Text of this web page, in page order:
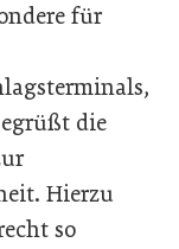
für
die
Hierzu
so